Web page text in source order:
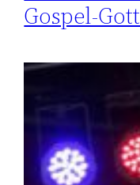
Gospel-